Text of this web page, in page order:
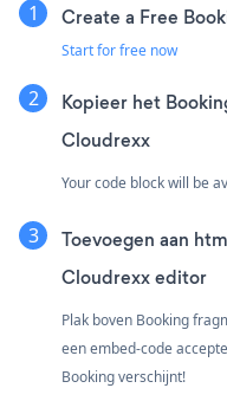
Create a Free
Start for free now
Kopieer het
Cloudrexx
Your code block will be
Toevoegen aan
Cloudrexx editor
Plak boven Booking
een embed-code
Booking verschijnt!